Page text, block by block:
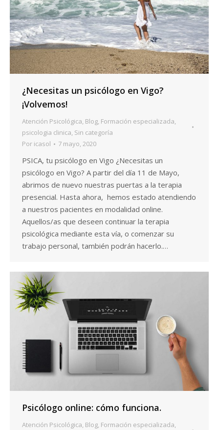
¿Necesitas un psicólogo en Vigo?
¡Volvemos!
Atención Psicológica, Blog, Formación especializada,
psicologia clinica, Sin categoría
Por icasol 7 mayo, 2020
PSICA, tu psicólogo en Vigo ¿Necesitas un
psicólogo en Vigo? A partir del día 11 de Mayo,
abrimos de nuevo nuestras puertas a la terapia
presencial. Hasta ahora, hemos estado atendiendo
a nuestros pacientes en modalidad online.
Aquellos/as que deseen continuar la terapia
psicológica mediante esta vía, o comenzar su
trabajo personal, también podrán hacerlo.…
Psicólogo online: cómo funciona.
Atención Psicológica, Blog, Formación especializada,